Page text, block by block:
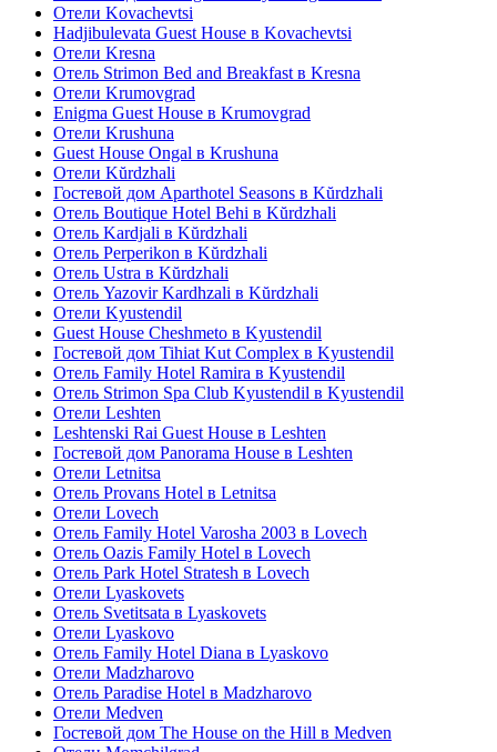
Отели Kovachevtsi
Hadjibulevata Guest House в Kovachevtsi
Отели Kresna
Отель Strimon Bed and Breakfast в Kresna
Отели Krumovgrad
Enigma Guest House в Krumovgrad
Отели Krushuna
Guest House Ongal в Krushuna
Отели Kŭrdzhali
Гостевой дом Aparthotel Seasons в Kŭrdzhali
Отель Boutique Hotel Behi в Kŭrdzhali
Отель Kardjali в Kŭrdzhali
Отель Perperikon в Kŭrdzhali
Отель Ustra в Kŭrdzhali
Отель Yazovir Kardhzali в Kŭrdzhali
Отели Kyustendil
Guest House Cheshmeto в Kyustendil
Гостевой дом Tihiat Kut Complex в Kyustendil
Отель Family Hotel Ramira в Kyustendil
Отель Strimon Spa Club Kyustendil в Kyustendil
Отели Leshten
Leshtenski Rai Guest House в Leshten
Гостевой дом Panorama House в Leshten
Отели Letnitsa
Отель Provans Hotel в Letnitsa
Отели Lovech
Отель Family Hotel Varosha 2003 в Lovech
Отель Oazis Family Hotel в Lovech
Отель Park Hotel Stratesh в Lovech
Отели Lyaskovets
Отель Svetitsata в Lyaskovets
Отели Lyaskovo
Отель Family Hotel Diana в Lyaskovo
Отели Madzharovo
Отель Paradise Hotel в Madzharovo
Отели Medven
Гостевой дом The House on the Hill в Medven